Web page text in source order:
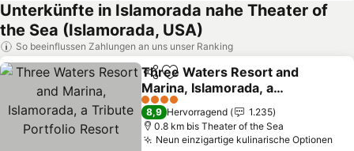
Unterkünfte in Islamorada nahe Theater of
the Sea (Islamorada, USA)
So beeinflussen Zahlungen an uns unser Ranking
TeilenZu Favoriten hinzufügen
Three Waters Resort and
Marina, Islamorada, a
Tribute Portfolio Resort
Preise sehen
4 Sterne
8,9 Hervorragend
1.235
0.8 km bis Theater of the Sea
Neun einzigartige kulinarische Optionen